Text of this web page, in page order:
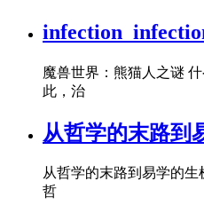
魔兽世界：熊猫人之谜
此，治
从哲学的末路
从哲学的末路到易学的
哲